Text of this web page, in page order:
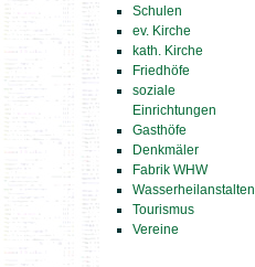
Schulen
ev. Kirche
kath. Kirche
Friedhöfe
soziale
Einrichtungen
Gasthöfe
Denkmäler
Fabrik WHW
Wasserheilanstalten
Tourismus
Vereine